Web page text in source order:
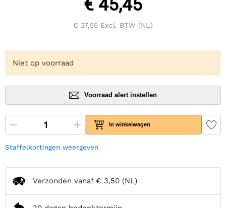
€ 45,45
€ 37,55 Excl. BTW (NL)
Niet op voorraad
Voorraad alert instellen
In winkelwagen
Staffelkortingen weergeven
Verzonden vanaf € 3,50 (NL)